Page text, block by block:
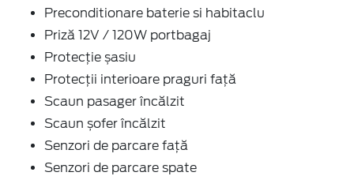
Preconditionare baterie si habitaclu
Priză 12V / 120W portbagaj
Protecție șasiu
Protecții interioare praguri față
Scaun pasager încălzit
Scaun șofer încălzit
Senzori de parcare față
Senzori de parcare spate